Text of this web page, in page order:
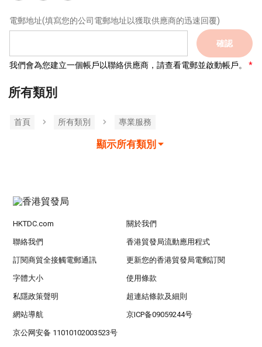
電郵地址(填寫您的公司電郵地址以獲取供應商的迅速回覆)
確認
我們會為您建立一個帳戶以聯絡供應商，請查看電郵並啟動帳戶。
所有類別
首頁 所有類別 專業服務
顯示所有類別
HKTDC.com 關於我們
聯絡我們 香港貿發局流動應用程式
訂閱商貿全接觸電郵通訊 更新您的香港貿發局電郵訂閱
字體大小 使用條款
私隱政策聲明 超連結條款及細則
網站導航 京ICP备09059244号
京公网安备 11010102003523号